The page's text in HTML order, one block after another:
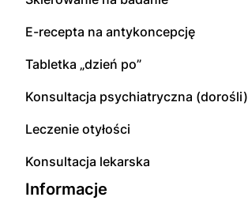
E-recepta na antykoncepcję
Tabletka „dzień po”
Konsultacja psychiatryczna (dorośli)
Leczenie otyłości
Konsultacja lekarska
Informacje